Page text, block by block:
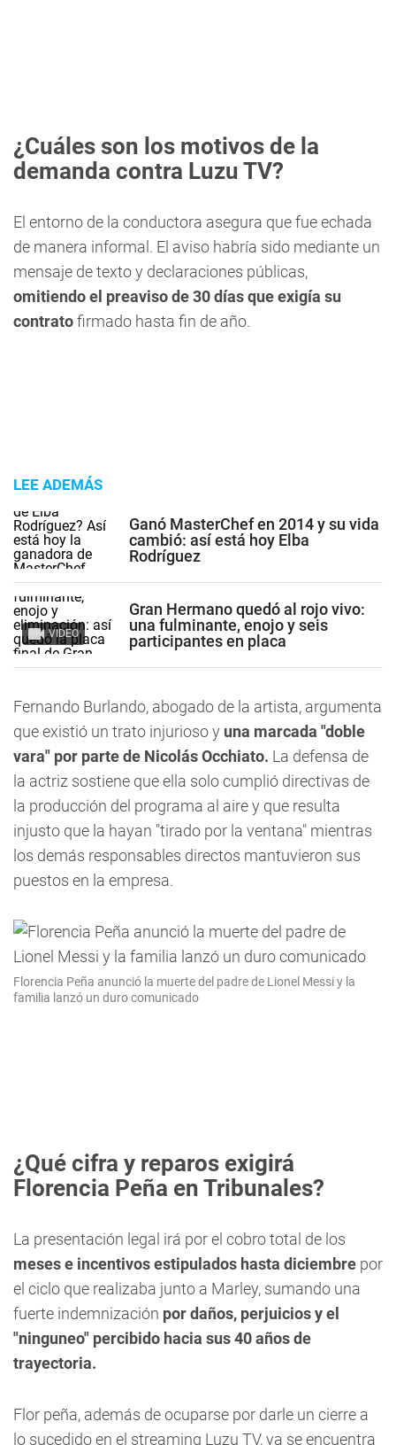
¿Cuáles son los motivos de la
demanda contra Luzu TV?
El entorno de la conductora asegura que fue echada
de manera informal. El aviso habría sido mediante un
mensaje de texto y declaraciones públicas,
omitiendo el preaviso de 30 días que exigía su
contratofirmado hasta fin de año.
LEE ADEMÁS
Ganó MasterChef en 2014 y su vida
cambió: así está hoy Elba
Rodríguez
VIDEO
Gran Hermano quedó al rojo vivo:
una fulminante, enojo y seis
participantes en placa
Fernando Burlando, abogado de la artista, argumenta
que existió un trato injurioso y una marcada "doble
vara" por parte de Nicolás Occhiato. La defensa de
la actriz sostiene que ella solo cumplió directivas de
la producción del programa al aire y que resulta
injusto que la hayan "tirado por la ventana" mientras
los demás responsables directos mantuvieron sus
puestos en la empresa.
Florencia Peña anunció la muerte del padre de Lionel Messi y la
familia lanzó un duro comunicado
¿Qué cifra y reparos exigirá
Florencia Peña en Tribunales?
La presentación legal irá por el cobro total de los
meses e incentivos estipulados hasta diciembre por
el ciclo que realizaba junto a Marley, sumando una
fuerte indemnización por daños, perjuicios y el
"ninguneo" percibido hacia sus 40 años de
trayectoria.
Flor peña, además de ocuparse por darle un cierre a
lo sucedido en el streaming Luzu TV, ya se encuentra